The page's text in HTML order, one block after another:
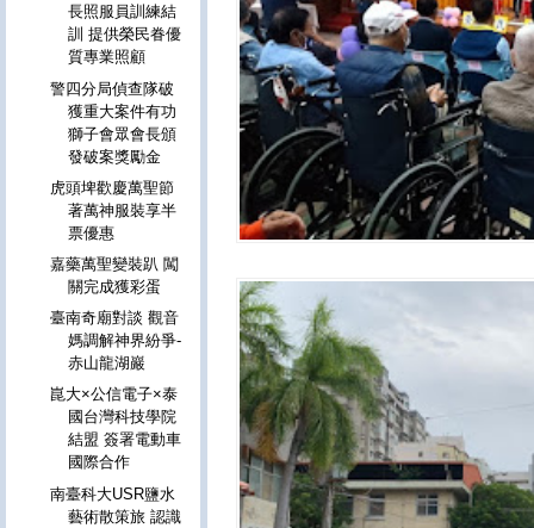
長照服員訓練結
訓 提供榮民眷優
質專業照顧
警四分局偵查隊破
獲重大案件有功
獅子會眾會長頒
發破案獎勵金
虎頭埤歡慶萬聖節
著萬神服裝享半
票優惠
嘉藥萬聖變裝趴 闖
關完成獲彩蛋
臺南奇廟對談 觀音
媽調解神界紛爭-
赤山龍湖巖
崑大×公信電子×泰
國台灣科技學院
結盟 簽署電動車
國際合作
南臺科大USR鹽水
藝術散策旅 認識